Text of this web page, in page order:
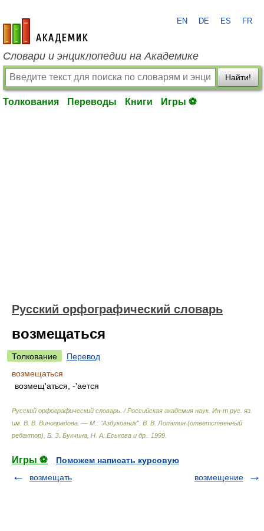
academic.ru
EN DE ES FR
Словари и энциклопедии на Академике
Найти!
Толкования Переводы Книги Игры ⚽
Русский орфографический словарь
возмещаться
Толкование
Перевод
возмещаться
возмещ'аться, -'ается
Русский орфографический словарь. / Российская академия наук. Ин-т рус. яз.
им. В. В. Виноградова. — М.: "Азбуковник". В. В. Лопатин (ответственный
редактор), Б. З. Букчина, Н. А. Еськова и др.
1999
Игры ⚽
Поможем написать курсовую
возмещать
возмещение